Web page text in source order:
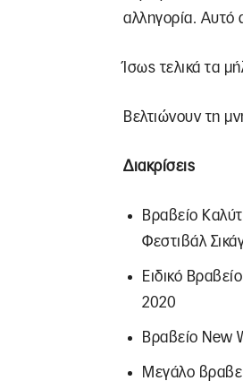
αλληγορία. Αυτό
Ίσως τελικά τα
Βελτιώνουν τη
Διακρίσεις
Βραβείο
Φεστιβάλ
Ειδικό
2020
Βραβείο New
Μεγάλο